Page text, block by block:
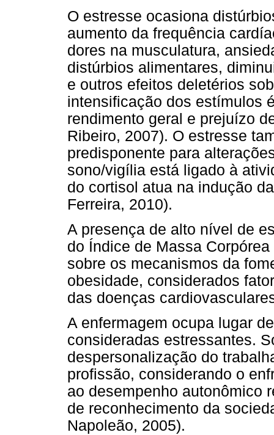
O estresse ocasiona
aumento da frequência
dores na musculatura,
distúrbios alimentares,
e outros efeitos deletérios
intensificação dos estímulos
rendimento geral e prejuízo
Ribeiro, 2007). O estresse
predisponente para
sono/vigília está ligado à
do cortisol atua na indução
Ferreira, 2010).
A presença de alto nível de
do Índice de Massa
sobre os mecanismos da
obesidade, considerados
das doenças
A enfermagem ocupa lugar
consideradas estressantes.
despersonalização do
profissão, considerando o
ao desempenho autonômico
de reconhecimento da
Napoleão, 2005).